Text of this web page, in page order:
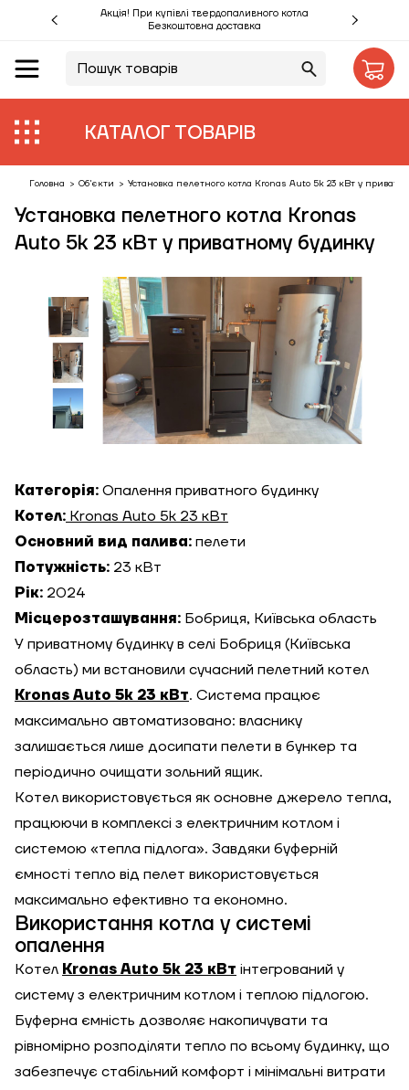
Акція! При купівлі твердопаливного котла
Безкоштовна доставка
КАТАЛОГ ТОВАРІВ
Акції %
Виробники
Об'єкти
Монтаж
Статті
Контакти
Головна > Об'єкти > Установка пелетного котла Kronas Auto 5k 23 кВт у
Установка пелетного котла Kronas
Auto 5k 23 кВт у приватному будинку
Категорія: Опалення приватного будинку
Котел: Kronas Auto 5k 23 кВт
Основний вид палива: пелети
Потужність: 23 кВт
Рік: 2024
Місцерозташування: Бобриця, Київська область
У приватному будинку в селі Бобриця (Київська
область) ми встановили сучасний пелетний котел
Kronas Auto 5k 23 кВт. Система працює
максимально автоматизовано: власнику
залишається лише досипати пелети в бункер та
періодично очищати зольний ящик.
Котел використовується як основне джерело тепла,
працюючи в комплексі з електричним котлом і
системою «тепла підлога». Завдяки буферній
ємності тепло від пелет використовується
максимально ефективно та економно.
Використання котла у системі
опалення
Котел Kronas Auto 5k 23 кВт інтегрований у
систему з електричним котлом і теплою підлогою.
Буферна ємність дозволяє накопичувати та
рівномірно розподіляти тепло по всьому будинку, що
забезпечує стабільний комфорт і мінімальні витрати